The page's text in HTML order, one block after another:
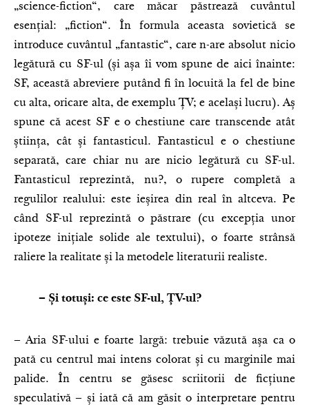
„science-fiction“, care măcar păstrează cuvântul
esențial: „fiction“. În formula aceasta sovietică se
introduce cuvântul „fantastic“, care n-are absolut nicio
legătură cu SF-ul (și așa îi vom spune de aici înainte:
SF, această abreviere putând fi în locuită la fel de bine
cu alta, oricare alta, de exemplu ȚV; e același lucru). Aș
spune că acest SF e o chestiune care transcende atât
știința, cât și fantasticul. Fantasticul e o chestiune
separată, care chiar nu are nicio legătură cu SF-ul.
Fantasticul reprezintă, nu?, o rupere completă a
regulilor realului: este ieșirea din real în altceva. Pe
când SF-ul reprezintă o păstrare (cu excepția unor
ipoteze inițiale solide ale textului), o foarte strânsă
raliere la realitate și la metodele literaturii realiste.
– Și totuși: ce este SF-ul, ȚV-ul?
– Aria SF-ului e foarte largă: trebuie văzută așa ca o
pată cu centrul mai intens colorat și cu marginile mai
palide. În centru se găsesc scriitorii de ficțiune
speculativă – și iată că am găsit o interpretare pentru